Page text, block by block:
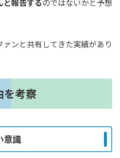
と報告するのではないかと予想
ンと共有してきた実績があり
を考察
意識